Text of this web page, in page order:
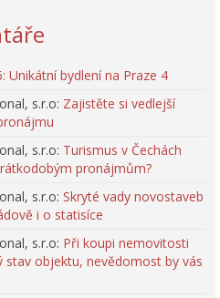
Unikátní bydlení na Praze 4
s.r.o: Zajistěte si vedlejší
s.r.o: Turismus v Čechách
pronájmům?
s.r.o: Skryté vady novostaveb
i o statisíce
s.r.o: Při koupi nemovitosti
stav objektu, nevědomost by vás